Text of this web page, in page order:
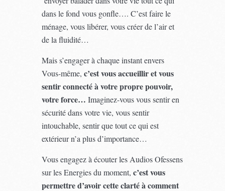
dans le fond vous gonfle…. C’est faire le
ménage, vous libérer, vous créer de l’air et
de la fluidité…
Mais s’engager à chaque instant envers
Vous-même, c’est vous accueillir et vous
sentir connecté à votre propre pouvoir,
votre force… Imaginez-vous vous sentir en
sécurité dans votre vie, vous sentir
intouchable, sentir que tout ce qui est
extérieur n’a plus d’importance…
Vous engagez à écouter les Audios Ofessens
sur les Energies du moment, c’est vous
permettre d’avoir cette clarté à comment